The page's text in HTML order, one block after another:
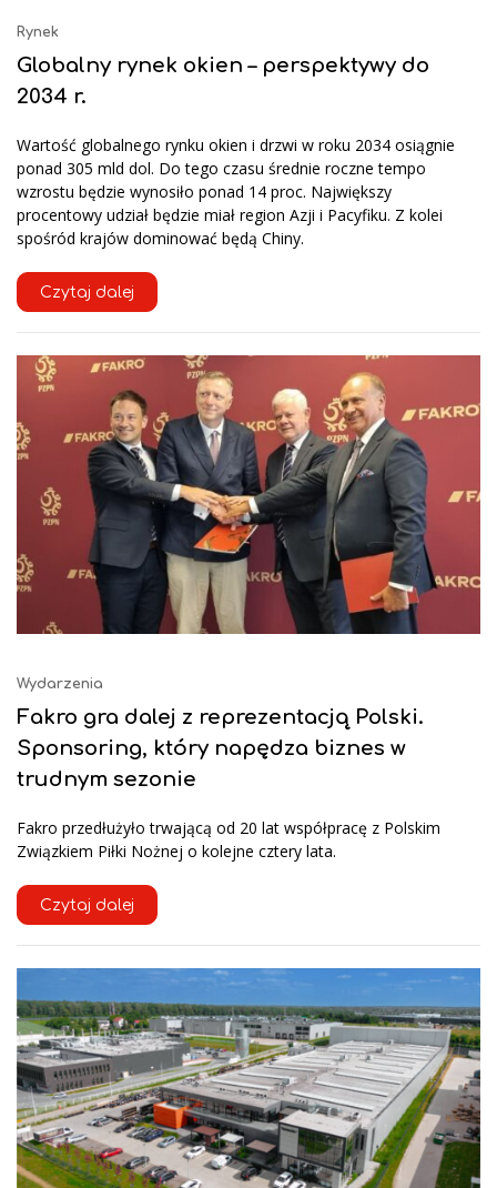
Rynek
Globalny rynek okien – perspektywy do
2034 r.
Wartość globalnego rynku okien i drzwi w roku 2034 osiągnie
ponad 305 mld dol. Do tego czasu średnie roczne tempo
wzrostu będzie wynosiło ponad 14 proc. Największy
procentowy udział będzie miał region Azji i Pacyfiku. Z kolei
spośród krajów dominować będą Chiny.
Czytaj dalej
Wydarzenia
Fakro gra dalej z reprezentacją Polski.
Sponsoring, który napędza biznes w
trudnym sezonie
Fakro przedłużyło trwającą od 20 lat współpracę z Polskim
Związkiem Piłki Nożnej o kolejne cztery lata.
Czytaj dalej